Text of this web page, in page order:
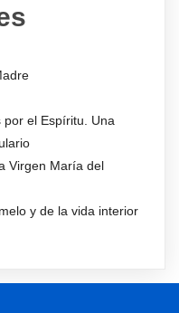
el Espíritu. Una
Virgen María del
y de la vida interior